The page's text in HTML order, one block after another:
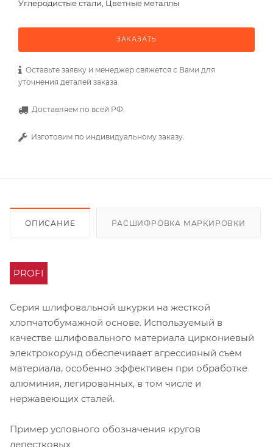
Углеродистые стали, Цветные металлы
ЗАКАЗАТЬ
Оставьте заявку и менеджер свяжется с Вами для
уточнения деталей заказа.
Доставляем по всей РФ.
Изготовим по индивидуальному заказу.
ОПИСАНИЕ РАСШИФРОВКА МАРКИРОВКИ
PROFI
Серия шлифовальной шкурки на жесткой
хлопчатобумажной основе. Используемый в
качестве шлифовального материала циркониевый
электрокорунд обеспечивает агрессивный съем
материала, особенно эффективен при обработке
алюминия, легированных, в том числе и
нержавеющих сталей.
Пример условного обозначения кругов
лепестковых